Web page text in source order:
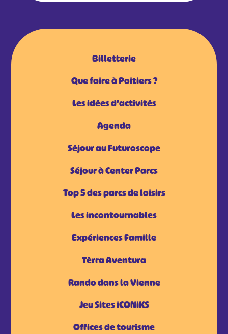
Billetterie
Que faire à Poitiers ?
Les idées d'activités
Agenda
Séjour au Futuroscope
Séjour à Center Parcs
Top 5 des parcs de loisirs
Les incontournables
Expériences Famille
Tèrra Aventura
Rando dans la Vienne
Jeu Sites iCONiKS
Offices de tourisme